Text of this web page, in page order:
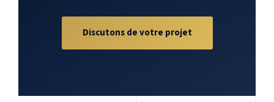
Discutons de votre projet